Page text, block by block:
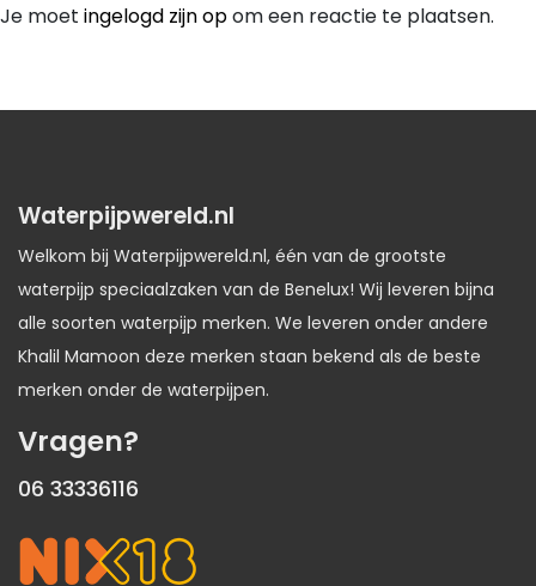
Je moet ingelogd zijn opom een reactie te plaatsen.
Waterpijpwereld.nl
Welkom bij Waterpijpwereld.nl, één van de grootste
waterpijp speciaalzaken van de Benelux! Wij leveren bijna
alle soorten waterpijp merken. We leveren onder andere
Khalil Mamoon deze merken staan bekend als de beste
merken onder de waterpijpen.
Vragen?
06 33336116